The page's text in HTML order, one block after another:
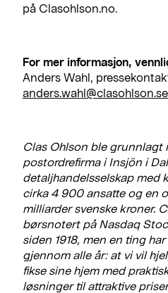
på Clasohlson.no.
For mer informasjon,
Anders Wahl,
anders.wahl@clasohlson.se
Clas Ohlson ble grunnlagt
postordrefirma i Insjön i
detaljhandelsselskap med
cirka 4 900 ansatte og en
milliarder svenske kroner.
børsnotert på Nasdaq
siden 1918, men en ting
gjennom alle år: at vi vil
fikse sine hjem med
løsninger til attraktive